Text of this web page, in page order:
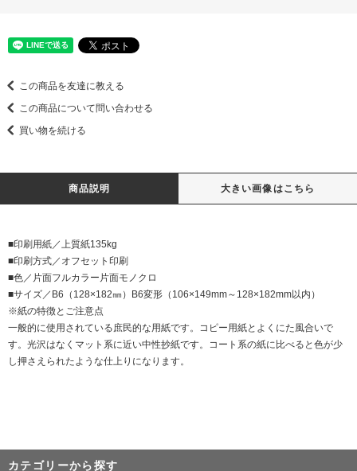
この商品を友達に教える
この商品について問い合わせる
買い物を続ける
商品説明 大きい画像はこちら
■印刷用紙／上質紙135kg
■印刷方式／オフセット印刷
■色／片面フルカラー片面モノクロ
■サイズ／B6（128×182㎜）B6変形（106×149mm～128×182mm以内）
※紙の特徴とご注意点
一般的に使用されている庶民的な用紙です。コピー用紙とよくにた風合いで
す。光沢はなくマット系に近い中性抄紙です。コート系の紙に比べると色が少
し押さえられたような仕上りになります。
カテゴリーから探す